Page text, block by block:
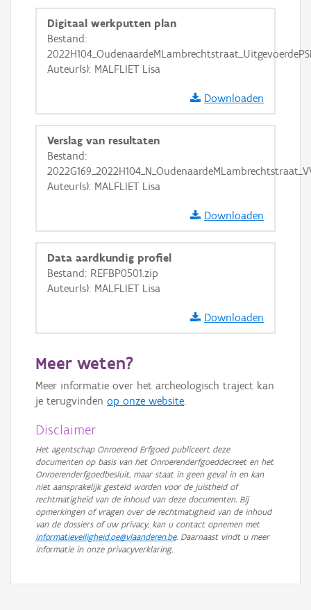
GRB-Basiskaart in grijswaarden
Digitaal werkputten plan
Bestand:
Auteur(s): MALFLIET Lisa
Downloaden
Verslag van resultaten
Bestand:
Auteur(s): MALFLIET Lisa
Downloaden
Data aardkundig profiel
Bestand: REFBP0501.zip
Auteur(s): MALFLIET Lisa
Downloaden
Meer weten?
Meer informatie over het archeologisch traject kan
je terugvinden op onze website.
Disclaimer
Het agentschap Onroerend Erfgoed publiceert deze
documenten op basis van het Onroerenderfgoeddecreet en het
Onroerenderfgoedbesluit, maar staat in geen geval in en kan
niet aansprakelijk gesteld worden voor de juistheid of
rechtmatigheid van de inhoud van deze documenten. Bij
opmerkingen of vragen over de rechtmatigheid van de inhoud
van de dossiers of uw privacy, kan u contact opnemen met
informatieveiligheid.oe@vlaanderen.be. Daarnaast vindt u meer
informatie in onze privacyverklaring.